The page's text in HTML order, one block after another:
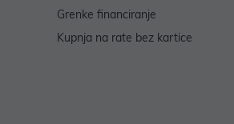
Grenke financiranje
Kupnja na rate bez kartice